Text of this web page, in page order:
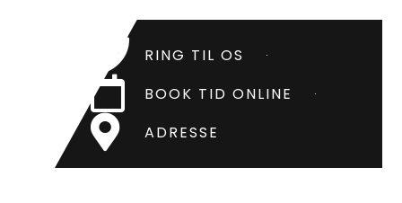
RING TIL OS
BOOK TID ONLINE
ADRESSE